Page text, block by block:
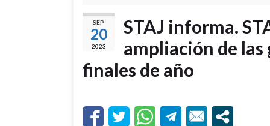
SEP
20
2023
STAJ informa.
ampliación de las
finales de año